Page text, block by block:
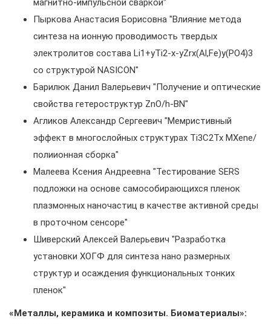
магнитно-импульсной сваркой"
Пыркова Анастасия Борисовна "Влияние метода
синтеза на ионную проводимость твердых
электролитов состава Li1+yTi2-x-yZrx(Al,Fe)y(PO4)3
со структурой NASICON"
Барилюк Данил Валерьевич "Получение и оптические
свойства гетероструктур ZnO/h-BN"
Агликов Александр Сергеевич "Мемристивный
эффект в многослойных структурах Ti3C2Tx MXene/
полиионная сборка"
Малеева Ксения Андреевна "Тестирование SERS
подложки на основе самособирающихся пленок
плазмонных наночастиц в качестве активной среды
в проточном сенсоре"
Шиверский Алексей Валерьевич "Разработка
установки ХОГФ для синтеза нано размерных
структур и осаждения функциональных тонких
пленок"
«Металлы, керамика и композиты. Биоматериалы»: